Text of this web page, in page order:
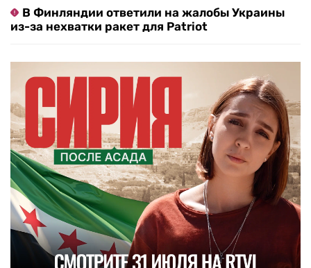
В Финляндии ответили на жалобы Украины
из-за нехватки ракет для Patriot